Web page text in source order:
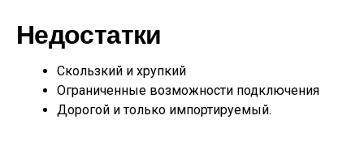
Недостатки
Скользкий и хрупкий
Ограниченные возможности подключения
Дорогой и только импортируемый.